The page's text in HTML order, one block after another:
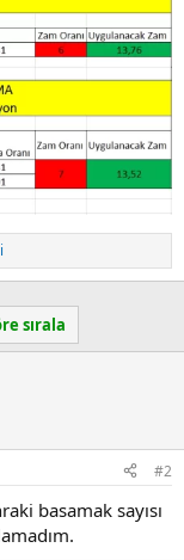
sırala
#2
basamak sayısı